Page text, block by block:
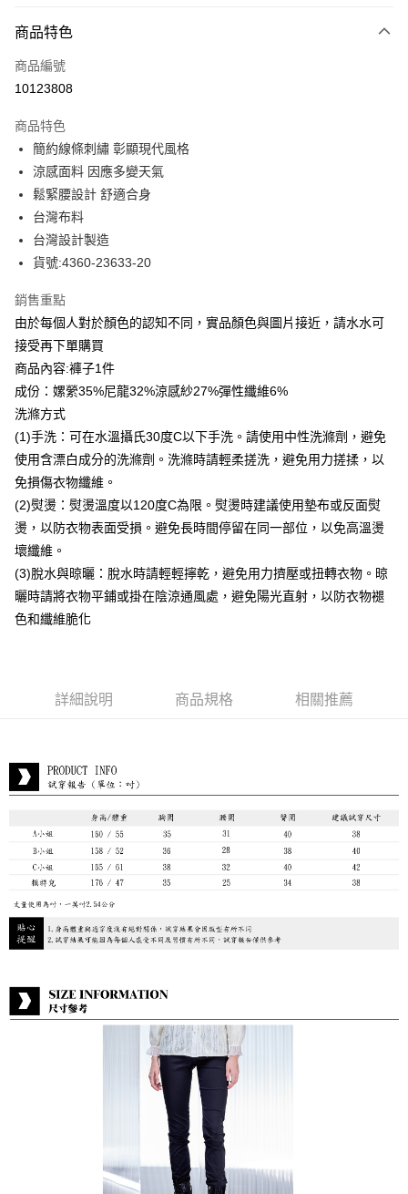
信用卡一次付款
信用卡分期付款
合作金庫商業銀行
華南商業銀行
上海商業儲蓄銀行
國泰世華商業銀行
臺灣中小企業銀行
匯豐（台灣）商業銀行
聯邦商業銀行
元大商業銀行
台新國際商業銀行
台灣樂天信用卡公司
LINE Pay
Apple Pay
街口支付
悠遊付
ATM付款
貨到付款
運送方式
付款後全家取貨
每筆NT$80，滿NT$399(含以上)免運費
付款後7-11取貨
每筆NT$80，滿NT$888(含以上)免運費
宅配到府
每筆NT$80，滿NT$888(含以上)免運費
貨到付款
每筆NT$80，滿NT$888(含以上)免運費
商品特色
商品編號
10123808
商品特色
簡約線條刺繡 彰顯現代風格
涼感面料 因應多變天氣
鬆緊腰設計 舒適合身
台灣布料
台灣設計製造
貨號:4360-23633-20
銷售重點
由於每個人對於顏色的認知不同，實品顏色與圖片接近，請水水可
接受再下單購買
商品內容:褲子1件
成份：嫘縈35%尼龍32%涼感紗27%彈性纖維6%
洗滌方式
(1)手洗：可在水溫攝氏30度C以下手洗。請使用中性洗滌劑，避免
使用含漂白成分的洗滌劑。洗滌時請輕柔搓洗，避免用力搓揉，以
免損傷衣物纖維。
(2)熨燙：熨燙溫度以120度C為限。熨燙時建議使用墊布或反面熨
燙，以防衣物表面受損。避免長時間停留在同一部位，以免高溫燙
壞纖維。
(3)脫水與晾曬：脫水時請輕輕擰乾，避免用力擠壓或扭轉衣物。晾
曬時請將衣物平鋪或掛在陰涼通風處，避免陽光直射，以防衣物褪
色和纖維脆化
詳細說明 商品規格 相關推薦